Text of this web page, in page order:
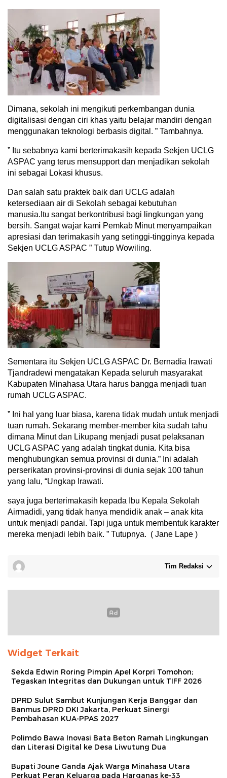
Dimana, sekolah ini mengikuti perkembangan dunia
digitalisasi dengan ciri khas yaitu belajar mandiri dengan
menggunakan teknologi berbasis digital. ” Tambahnya.
” Itu sebabnya kami berterimakasih kepada Sekjen UCLG
ASPAC yang terus mensupport dan menjadikan sekolah
ini sebagai Lokasi khusus.
Dan salah satu praktek baik dari UCLG adalah
ketersediaan air di Sekolah sebagai kebutuhan
manusia.Itu sangat berkontribusi bagi lingkungan yang
bersih. Sangat wajar kami Pemkab Minut menyampaikan
apresiasi dan terimakasih yang setinggi-tingginya kepada
Sekjen UCLG ASPAC ” Tutup Wowiling.
Sementara itu Sekjen UCLG ASPAC Dr. Bernadia Irawati
Tjandradewi mengatakan Kepada seluruh masyarakat
Kabupaten Minahasa Utara harus bangga menjadi tuan
rumah UCLG ASPAC.
” Ini hal yang luar biasa, karena tidak mudah untuk menjadi
tuan rumah. Sekarang member-member kita sudah tahu
dimana Minut dan Likupang menjadi pusat pelaksanan
UCLG ASPAC yang adalah tingkat dunia. Kita bisa
menghubungkan semua provinsi di dunia.” Ini adalah
perserikatan provinsi-provinsi di dunia sejak 100 tahun
yang lalu, “Ungkap Irawati.
saya juga berterimakasih kepada Ibu Kepala Sekolah
Airmadidi, yang tidak hanya mendidik anak – anak kita
untuk menjadi pandai. Tapi juga untuk membentuk karakter
mereka menjadi lebih baik. ” Tutupnya. ( Jane Lape )
Tim Redaksi
Widget Terkait
Sekda Edwin Roring Pimpin Apel Korpri Tomohon;
Tegaskan Integritas dan Dukungan untuk TIFF 2026
DPRD Sulut Sambut Kunjungan Kerja Banggar dan
Banmus DPRD DKI Jakarta, Perkuat Sinergi
Pembahasan KUA-PPAS 2027
Polimdo Bawa Inovasi Bata Beton Ramah Lingkungan
dan Literasi Digital ke Desa Liwutung Dua
Bupati Joune Ganda Ajak Warga Minahasa Utara
Perkuat Peran Keluarga pada Harganas ke-33